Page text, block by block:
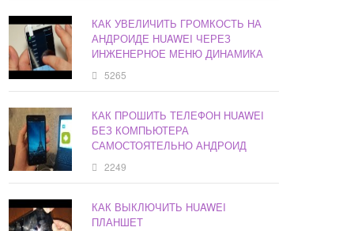
КАК УВЕЛИЧИТЬ ГРОМКОСТЬ НА
АНДРОИДЕ HUAWEI ЧЕРЕЗ
ИНЖЕНЕРНОЕ МЕНЮ ДИНАМИКА
5265
КАК ПРОШИТЬ ТЕЛЕФОН HUAWEI
БЕЗ КОМПЬЮТЕРА
САМОСТОЯТЕЛЬНО АНДРОИД
2249
КАК ВЫКЛЮЧИТЬ HUAWEI
ПЛАНШЕТ